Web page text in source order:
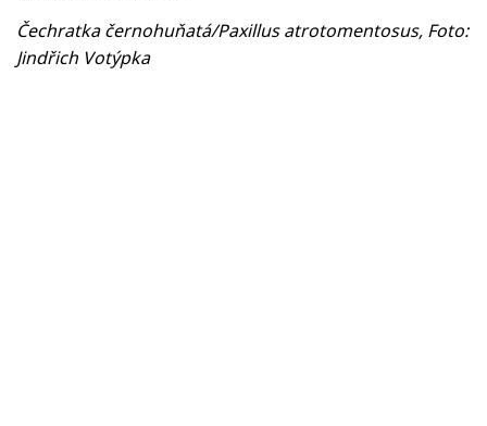
Čechratka černohuňatá/Paxillus atrotomentosus, Foto:
Jindřich Votýpka